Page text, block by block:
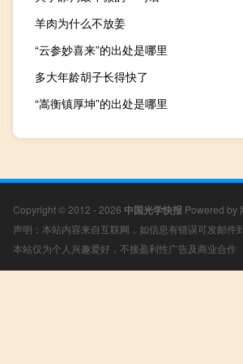
羊肉为什么不放姜
“云参妙喜来”的出处是哪里
多大年龄胡子长得快了
“嵩衡镇厚坤”的出处是哪里
Copyright © 2012 - 2026 中国光学快报 Powered by
声明：本站内容来自互联网，如信息有错误可发邮
本站仅为个人兴趣爱好，不接盈利性广告及商业合作